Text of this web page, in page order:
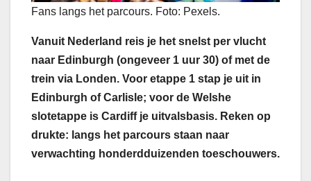
Fans langs het parcours. Foto: Pexels.
Vanuit Nederland reis je het snelst per vlucht
naar Edinburgh (ongeveer 1 uur 30) of met de
trein via Londen. Voor etappe 1 stap je uit in
Edinburgh of Carlisle; voor de Welshe
slotetappe is Cardiff je uitvalsbasis. Reken op
drukte: langs het parcours staan naar
verwachting honderdduizenden toeschouwers.